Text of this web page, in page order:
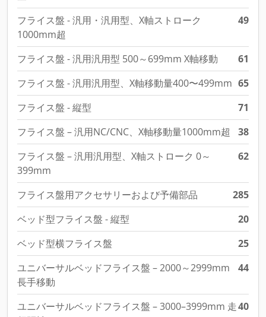
フライス盤 - 汎用・汎用型、X軸ストローク
1000mm超
49
フライス盤 - 汎用汎用型 500～699mm X軸移動
61
フライス盤 - 汎用汎用型、X軸移動量400〜499mm 65
フライス盤 - 縦型
71
フライス盤 – 汎用NC/CNC、X軸移動量1000mm超
38
フライス盤 – 汎用汎用型、X軸ストローク 0～
399mm
62
フライス盤用アクセサリーおよび予備部品
285
ベッド型フライス盤 - 縦型
20
ベッド型横フライス盤
25
ユニバーサルベッドフライス盤 – 2000～2999mm
長手移動
44
ユニバーサルベッドフライス盤 – 3000–3999mm 走40